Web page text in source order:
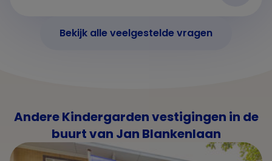
Bekijk alle veelgestelde vragen
Andere Kindergarden vestigingen in de
buurt van Jan Blankenlaan